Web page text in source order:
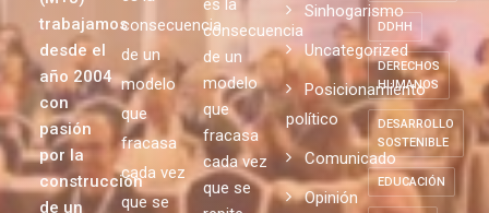
trabajamos
desde el
año 2004
con
pasión
por la
construcción
de un
consecuencia
de un
modelo
que
fracasa
cada vez
que se
consecuencia
de un
modelo
que
fracasa
cada vez
que se
Sinhogarismo
Uncategorized
Posicionamiento
político
Comunicado
Opinión
DDHH
DERECHOS
HUMANOS
DESARROLLO
SOSTENIBLE
EDUCACIÓN